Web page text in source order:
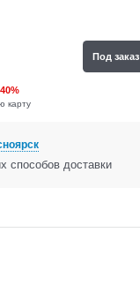
40%
карту
Под заказ
способов доставки